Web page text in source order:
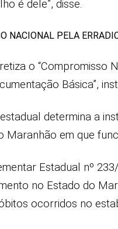
é dele”, disse.
NACIONAL PELA
o “Compromisso
Básica”,
determina a
Maranhão em que
Estadual nº
no Estado do
ocorridos no